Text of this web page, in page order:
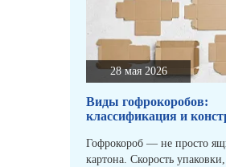
28 мая 2026
Виды гофрокоробов:
классификация и
Гофрокороб — не просто
картона. Скорость